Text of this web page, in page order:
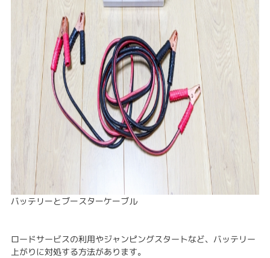
バッテリーとブースターケーブル
ロードサービスの利用やジャンピングスタートなど、バッテリー
上がりに対処する方法があります。